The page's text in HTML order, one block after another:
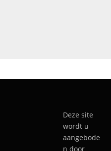
Deze site
wordt u
aangebode
n door